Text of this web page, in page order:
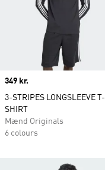
Price
349 kr.
3-STRIPES LONGSLEEVE T-
SHIRT
Mænd Originals
6 colours